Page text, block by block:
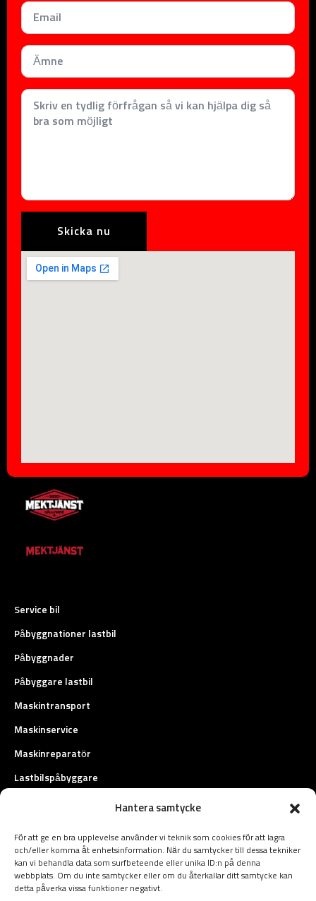
Hantera samtycke
För att ge en bra upplevelse använder vi teknik som cookies för att lagra
och/eller komma åt enhetsinformation. När du samtycker till dessa tekniker
kan vi behandla data som surfbeteende eller unika ID:n på denna
webbplats. Om du inte samtycker eller om du återkallar ditt samtycke kan
detta påverka vissa funktioner negativt.
Email
Subject
Meddelande
Skicka nu
Service bil
Påbyggnationer lastbil
Påbyggnader
Påbyggare lastbil
Maskintransport
Maskinservice
Maskinreparatör
Lastbilspåbyggare
Biltransport
Nå ut till oss
Fagottstigen 5, Gällivare